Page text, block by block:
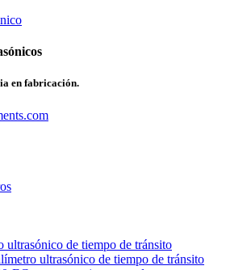
en fabricación.
ultrasónico de tiempo de tránsito
ultrasónico de tiempo de tránsito